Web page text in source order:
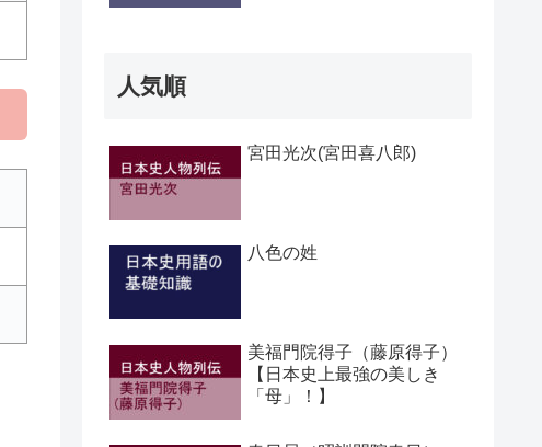
人気順
宮田光次(宮田喜八郎)
八色の姓
美福門院得子（藤原得子）
【日本史上最強の美しき
「母」！】